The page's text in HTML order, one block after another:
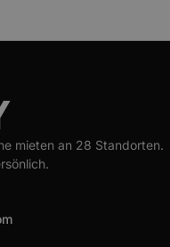
mieten an 28 Standorten.